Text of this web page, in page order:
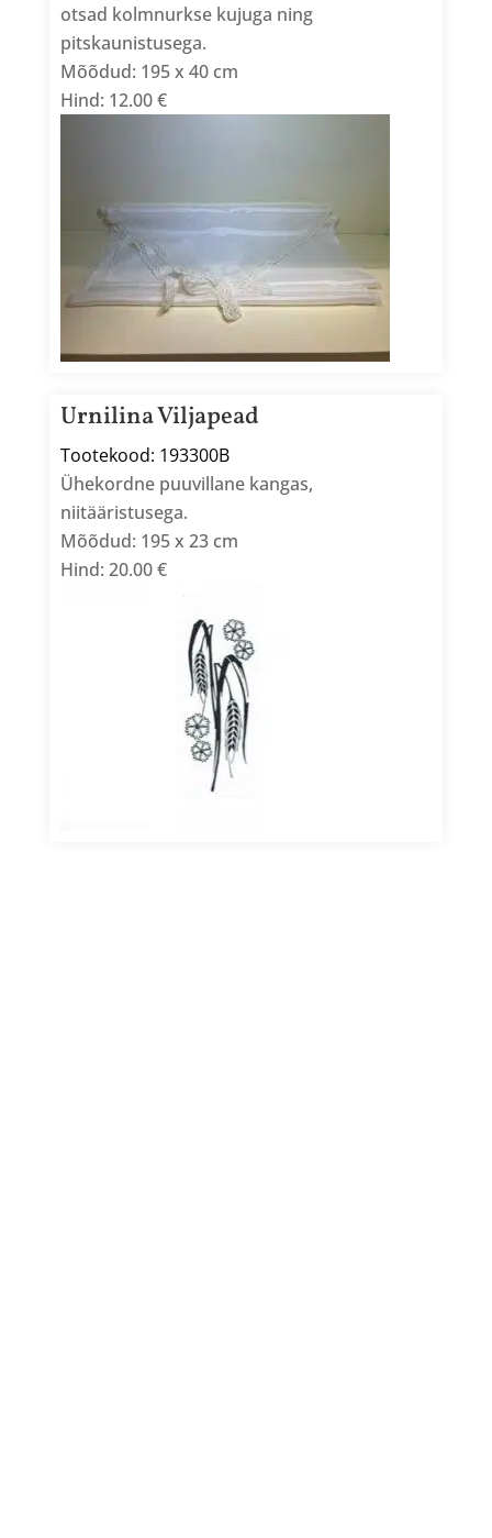
otsad kolmnurkse kujuga ning
pitskaunistusega.
Mõõdud: 195 x 40 cm
Hind: 12.00 €
Urnilina Viljapead
Tootekood: 193300B
Ühekordne puuvillane kangas,
niitääristusega.
Mõõdud: 195 x 23 cm
Hind: 20.00 €